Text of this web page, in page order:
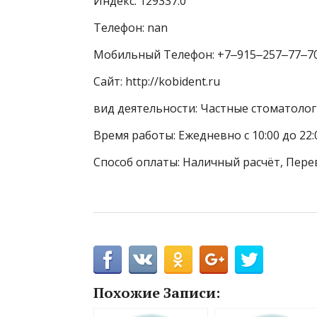
Телефон: nan
Мобильный Телефон:
Сайт: http://kobident.ru
вид деятельности: Частные
Время работы: Ежедневно с 10:00 до
Способ оплаты: Наличный расчёт,
Похожие Записи: